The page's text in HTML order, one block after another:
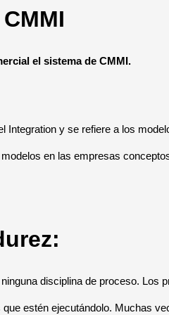
el sistema de CMMI.
y se refiere a los
en las empresas
disciplina de proceso.
estén ejecutándolo. Muchas